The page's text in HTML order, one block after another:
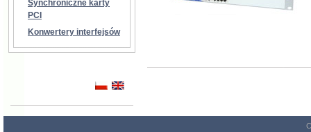
Synchroniczne karty
PCI
Konwertery interfejsów